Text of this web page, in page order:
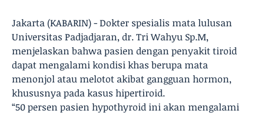
Jakarta (KABARIN) - Dokter spesialis mata lulusan
Universitas Padjadjaran, dr. Tri Wahyu Sp.M,
menjelaskan bahwa pasien dengan penyakit tiroid
dapat mengalami kondisi khas berupa mata
menonjol atau melotot akibat gangguan hormon,
khususnya pada kasus hipertiroid.
“50 persen pasien hypothyroid ini akan mengalami